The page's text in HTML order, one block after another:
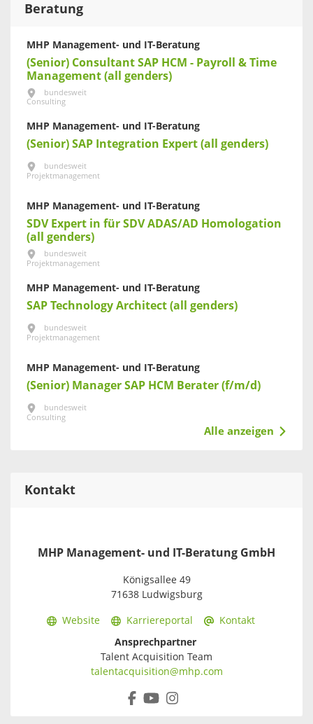
Beratung
MHP Management- und IT-Beratung
(Senior) Consultant SAP HCM - Payroll & Time
Management (all genders)
bundesweit
Consulting
MHP Management- und IT-Beratung
(Senior) SAP Integration Expert (all genders)
bundesweit
Projektmanagement
MHP Management- und IT-Beratung
SDV Expert in für SDV ADAS/AD Homologation
(all genders)
bundesweit
Projektmanagement
MHP Management- und IT-Beratung
SAP Technology Architect (all genders)
bundesweit
Projektmanagement
MHP Management- und IT-Beratung
(Senior) Manager SAP HCM Berater (f/m/d)
bundesweit
Consulting
Alle anzeigen
Kontakt
MHP Management- und IT-Beratung GmbH
Königsallee 49
71638 Ludwigsburg
Website Karriereportal
Kontakt
Ansprechpartner
Talent Acquisition Team
talentacquisition@mhp.com